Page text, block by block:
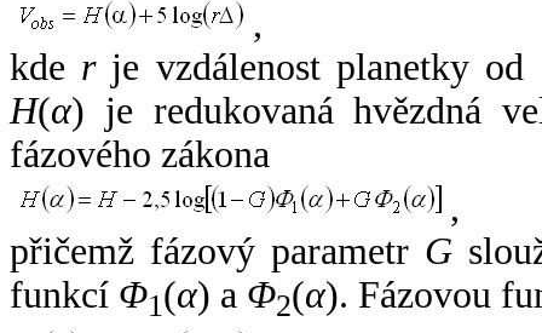
,
kde rje vzdálenost planetky od
H(α) je redukovaná hvězdná
fázového zákona
,
přičemž fázový parametr G
funkcí Φ1(α) a Φ2(α). Fázovou